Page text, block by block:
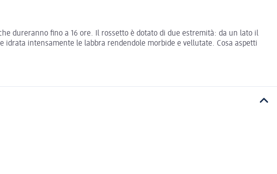
dureranno fino a 16 ore. Il rossetto è dotato di due estremità: da un lato il
intensamente le labbra rendendole morbide e vellutate. Cosa aspetti